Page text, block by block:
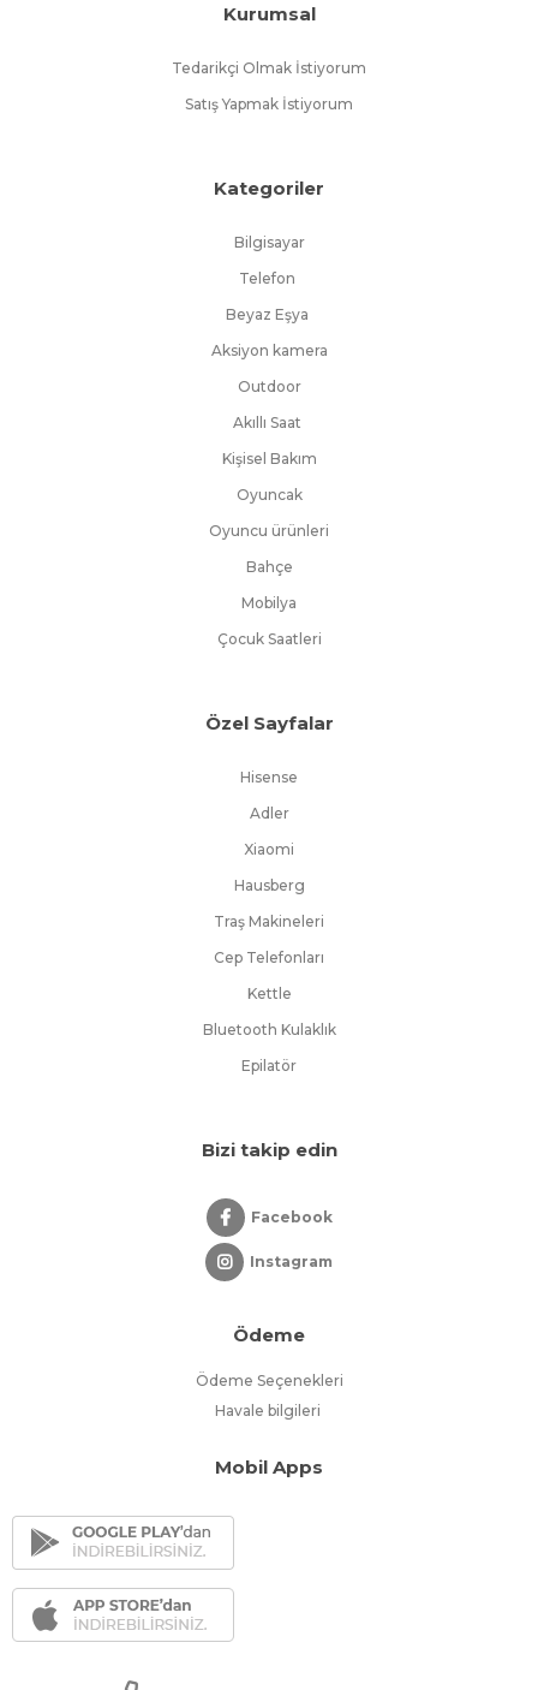
Kurumsal
Tedarikçi Olmak İstiyorum
Satış Yapmak İstiyorum
Kategoriler
Bilgisayar
Telefon
Beyaz Eşya
Aksiyon kamera
Outdoor
Akıllı Saat
Kişisel Bakım
Oyuncak
Oyuncu ürünleri
Bahçe
Mobilya
Çocuk Saatleri
Özel Sayfalar
Hisense
Adler
Xiaomi
Hausberg
Traş Makineleri
Cep Telefonları
Kettle
Bluetooth Kulaklık
Epilatör
Bizi takip edin
Facebook
Instagram
Ödeme
Ödeme Seçenekleri
Havale bilgileri
Mobil Apps